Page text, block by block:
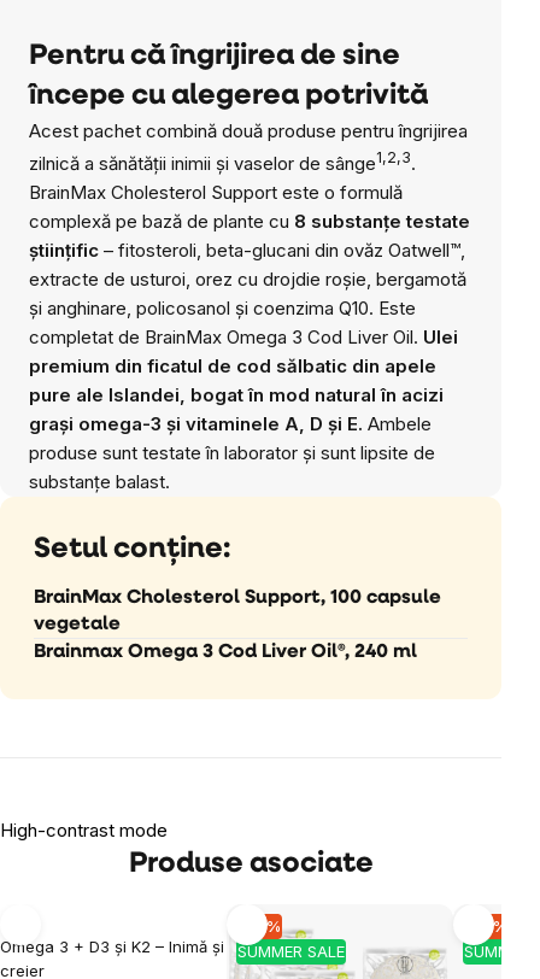
Pentru că îngrijirea de sine
începe cu alegerea potrivită
Acest pachet combină două produse pentru îngrijirea
zilnică a sănătății inimii și vaselor de sânge1,2,3.
BrainMax Cholesterol Support este o formulă
complexă pe bază de plante cu 8 substanțe testate
științific – fitosteroli, beta-glucani din ovăz Oatwell™,
extracte de usturoi, orez cu drojdie roșie, bergamotă
și anghinare, policosanol și coenzima Q10. Este
completat de BrainMax Omega 3 Cod Liver Oil. Ulei
premium din ficatul de cod sălbatic din apele
pure ale Islandei, bogat în mod natural în acizi
grași omega-3 și vitaminele A, D și E. Ambele
produse sunt testate în laborator și sunt lipsite de
substanțe balast.
Setul conține:
BrainMax Cholesterol Support, 100 capsule
vegetale
Brainmax Omega 3 Cod Liver Oil®, 240 ml
High-contrast mode
Produse asociate
SUMMER SALE
Omega 3 + D3 și K2 – Inimă și
creier
SUMMER SALE
-10 %
SUMMER
-10 %